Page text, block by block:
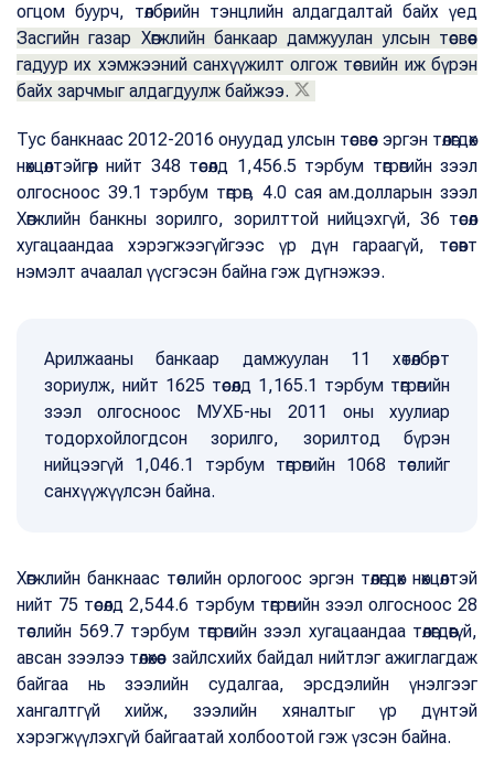
огцом буурч, төлбөрийн тэнцлийн алдагдалтай байх үед
Засгийн газар Хөгжлийн банкаар дамжуулан улсын төсвөөс
гадуур их хэмжээний санхүүжилт олгож төсвийн иж бүрэн
байх зарчмыг алдагдуулж байжээ.
Тус банкнаас 2012-2016 онуудад улсын төсвөөс эргэн төлөгдөх
нөхцөлтэйгөөр нийт 348 төсөлд 1,456.5 тэрбум төгрөгийн зээл
олгосноос 39.1 тэрбум төгрөг, 4.0 сая ам.долларын зээл
Хөгжлийн банкны зорилго, зорилттой нийцэхгүй, 36 төсөл
хугацаандаа хэрэгжээгүйгээс үр дүн гараагүй, төсөвт
нэмэлт ачаалал үүсгэсэн байна гэж дүгнэжээ.
Арилжааны банкаар дамжуулан 11 хөтөлбөрт
зориулж, нийт 1625 төсөлд 1,165.1 тэрбум төгрөгийн
зээл олгосноос МУХБ-ны 2011 оны хуулиар
тодорхойлогдсон зорилго, зорилтод бүрэн
нийцээгүй 1,046.1 тэрбум төгрөгийн 1068 төслийг
санхүүжүүлсэн байна.
Хөгжлийн банкнаас төслийн орлогоос эргэн төлөгдөх нөхцөлтэй
нийт 75 төсөлд 2,544.6 тэрбум төгрөгийн зээл олгосноос 28
төслийн 569.7 тэрбум төгрөгийн зээл хугацаандаа төлөгдөөгүй,
авсан зээлээ төлөхөөс зайлсхийх байдал нийтлэг ажиглагдаж
байгаа нь зээлийн судалгаа, эрсдэлийн үнэлгээг
хангалтгүй хийж, зээлийн хяналтыг үр дүнтэй
хэрэгжүүлэхгүй байгаатай холбоотой гэж үзсэн байна.